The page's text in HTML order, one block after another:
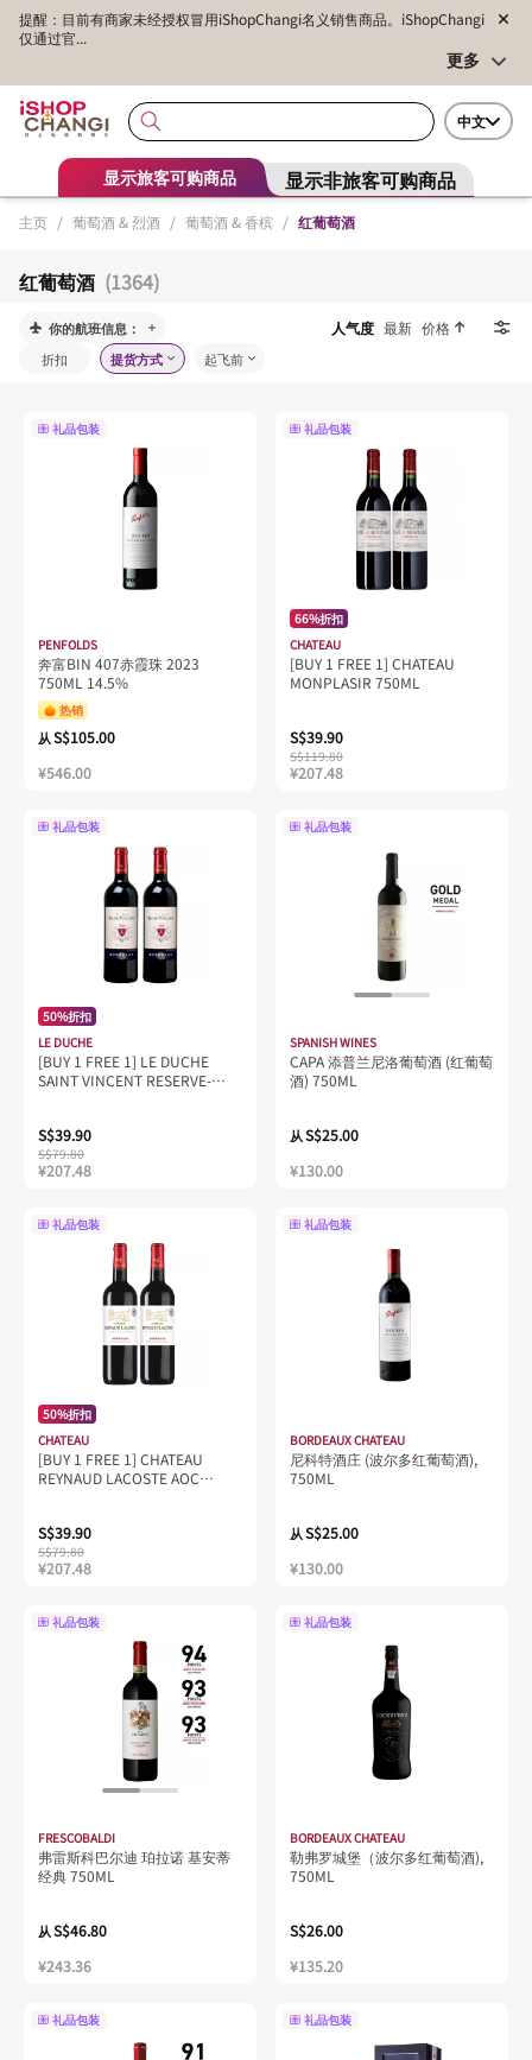
提醒：目前有商家未经授权冒用iShopChangi名义销售商品。iShopChangi
仅通过官...
更多
中文
显示旅客可购商品 显示非旅客可购商品
主页 / 葡萄酒 & 烈酒 / 葡萄酒 & 香槟 / 红葡萄酒
红葡萄酒 (1364)
你的航班信息： 人气度 最新 价格
折扣 提货方式 起飞前
礼品包装
PENFOLDS
奔富BIN 407赤霞珠 2023
750ML 14.5%
热销
从S$105.00
¥546.00
礼品包装
66%折扣
CHATEAU
[BUY 1 FREE 1] CHATEAU
MONPLASIR 750ML
S$39.90
S$119.80
¥207.48
礼品包装
50%折扣
LE DUCHE
[BUY 1 FREE 1] LE DUCHE
SAINT VINCENT RESERVE-
S$39.90
S$79.80
¥207.48
礼品包装
SPANISH WINES
CAPA 添普兰尼洛葡萄酒 (红葡萄
酒) 750ML
从S$25.00
¥130.00
礼品包装
50%折扣
CHATEAU
[BUY 1 FREE 1] CHATEAU
REYNAUD LACOSTE AOC
S$39.90
S$79.80
¥207.48
礼品包装
BORDEAUX CHATEAU
尼科特酒庄 (波尔多红葡萄酒),
750ML
从S$25.00
¥130.00
礼品包装
FRESCOBALDI
弗雷斯科巴尔迪 珀拉诺 基安蒂
经典 750ML
从S$46.80
¥243.36
礼品包装
BORDEAUX CHATEAU
勒弗罗城堡（波尔多红葡萄酒),
750ML
S$26.00
¥135.20
礼品包装 礼品包装